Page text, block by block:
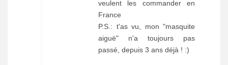
veulent les commander en
France
P.S.: t'as vu, mon "masquite
aiguë" n'a toujours pas
passé, depuis 3 ans déjà ! :)